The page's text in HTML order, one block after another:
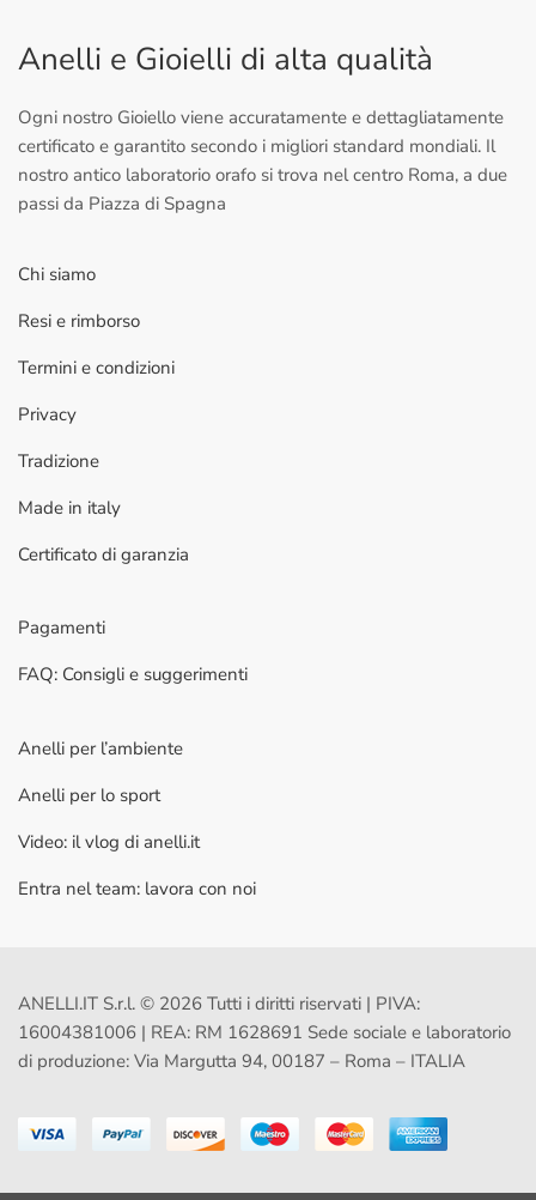
Anelli e Gioielli di alta qualità
Ogni nostro Gioiello viene accuratamente e dettagliatamente
certificato e garantito secondo i migliori standard mondiali. Il
nostro antico laboratorio orafo si trova nel centro Roma, a due
passi da Piazza di Spagna
Chi siamo
Resi e rimborso
Termini e condizioni
Privacy
Tradizione
Made in italy
Certificato di garanzia
Pagamenti
FAQ: Consigli e suggerimenti
Anelli per l’ambiente
Anelli per lo sport
Video: il vlog di anelli.it
Entra nel team: lavora con noi
ANELLI.IT S.r.l. © 2026 Tutti i diritti riservati | PIVA:
16004381006 | REA: RM 1628691 Sede sociale e laboratorio
di produzione: Via Margutta 94, 00187 – Roma – ITALIA